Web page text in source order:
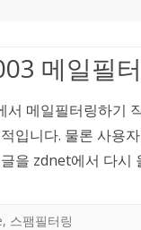
메일필
서 메일필터링하기
입니다. 물론 사용
을 zdnet에서 다시
, 스팸필터링